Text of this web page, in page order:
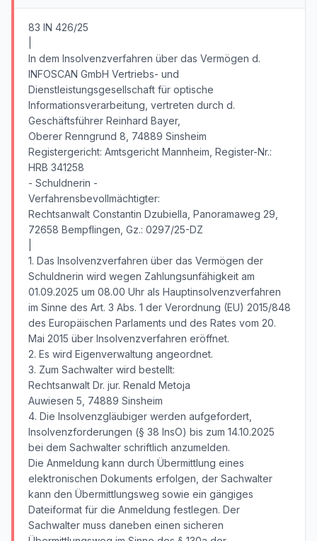
83 IN 426/25
In dem Insolvenzverfahren über das Vermögen d.
INFOSCAN GmbH Vertriebs- und
Dienstleistungsgesellschaft für optische
Informationsverarbeitung, vertreten durch d.
Geschäftsführer Reinhard Bayer,
Oberer Renngrund 8, 74889 Sinsheim
Registergericht: Amtsgericht Mannheim, Register-Nr.:
HRB 341258
- Schuldnerin -
Verfahrensbevollmächtigter:
Rechtsanwalt Constantin Dzubiella, Panoramaweg 29,
72658 Bempflingen, Gz.: 0297/25-DZ
1. Das Insolvenzverfahren über das Vermögen der
Schuldnerin wird wegen Zahlungsunfähigkeit am
01.09.2025 um 08.00 Uhr als Hauptinsolvenzverfahren
im Sinne des Art. 3 Abs. 1 der Verordnung (EU) 2015/848
des Europäischen Parlaments und des Rates vom 20.
Mai 2015 über Insolvenzverfahren eröffnet.
2. Es wird Eigenverwaltung angeordnet.
3. Zum Sachwalter wird bestellt:
Rechtsanwalt Dr. jur. Renald Metoja
Auwiesen 5, 74889 Sinsheim
4. Die Insolvenzgläubiger werden aufgefordert,
Insolvenzforderungen (§ 38 InsO) bis zum 14.10.2025
bei dem Sachwalter schriftlich anzumelden.
Die Anmeldung kann durch Übermittlung eines
elektronischen Dokuments erfolgen, der Sachwalter
kann den Übermittlungsweg sowie ein gängiges
Dateiformat für die Anmeldung festlegen. Der
Sachwalter muss daneben einen sicheren